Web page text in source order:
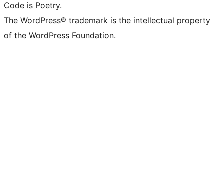
Code is Poetry.
The WordPress® trademark is the intellectual property
of the WordPress Foundation.